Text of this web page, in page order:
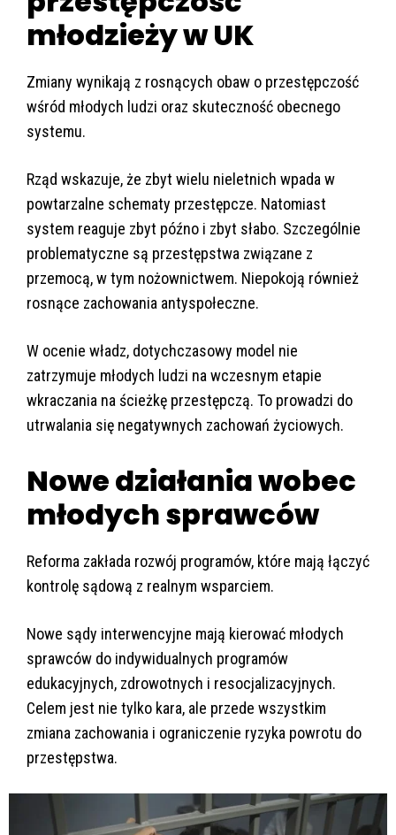
młodzieży w UK
Zmiany wynikają z rosnących obaw o przestępczość
wśród młodych ludzi oraz skuteczność obecnego
systemu.
Rząd wskazuje, że zbyt wielu nieletnich wpada w
powtarzalne schematy przestępcze. Natomiast
system reaguje zbyt późno i zbyt słabo. Szczególnie
problematyczne są przestępstwa związane z
przemocą, w tym nożownictwem. Niepokoją również
rosnące zachowania antyspołeczne.
W ocenie władz, dotychczasowy model nie
zatrzymuje młodych ludzi na wczesnym etapie
wkraczania na ścieżkę przestępczą. To prowadzi do
utrwalania się negatywnych zachowań życiowych.
Nowe działania wobec
młodych sprawców
Reforma zakłada rozwój programów, które mają łączyć
kontrolę sądową z realnym wsparciem.
Nowe sądy interwencyjne mają kierować młodych
sprawców do indywidualnych programów
edukacyjnych, zdrowotnych i resocjalizacyjnych.
Celem jest nie tylko kara, ale przede wszystkim
zmiana zachowania i ograniczenie ryzyka powrotu do
przestępstwa.